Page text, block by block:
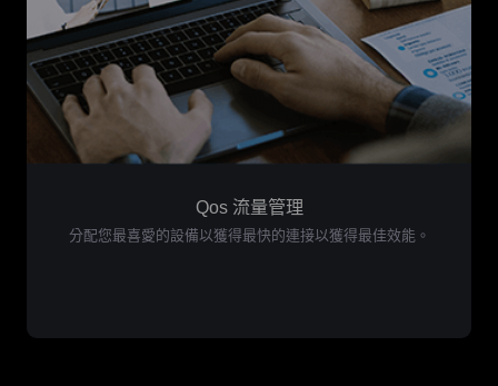
Qos 流量管理
分配您最喜愛的設備以獲得最快的連接以獲得最佳效能。